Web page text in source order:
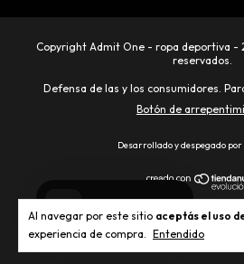
Al navegar por este sitio aceptás el uso
experiencia de compra. Entendido
Copyright Admit One - ropa deportiva -
reservados.
Defensa de las y los consumidores.
Botón de
Desarrollado y despegado por